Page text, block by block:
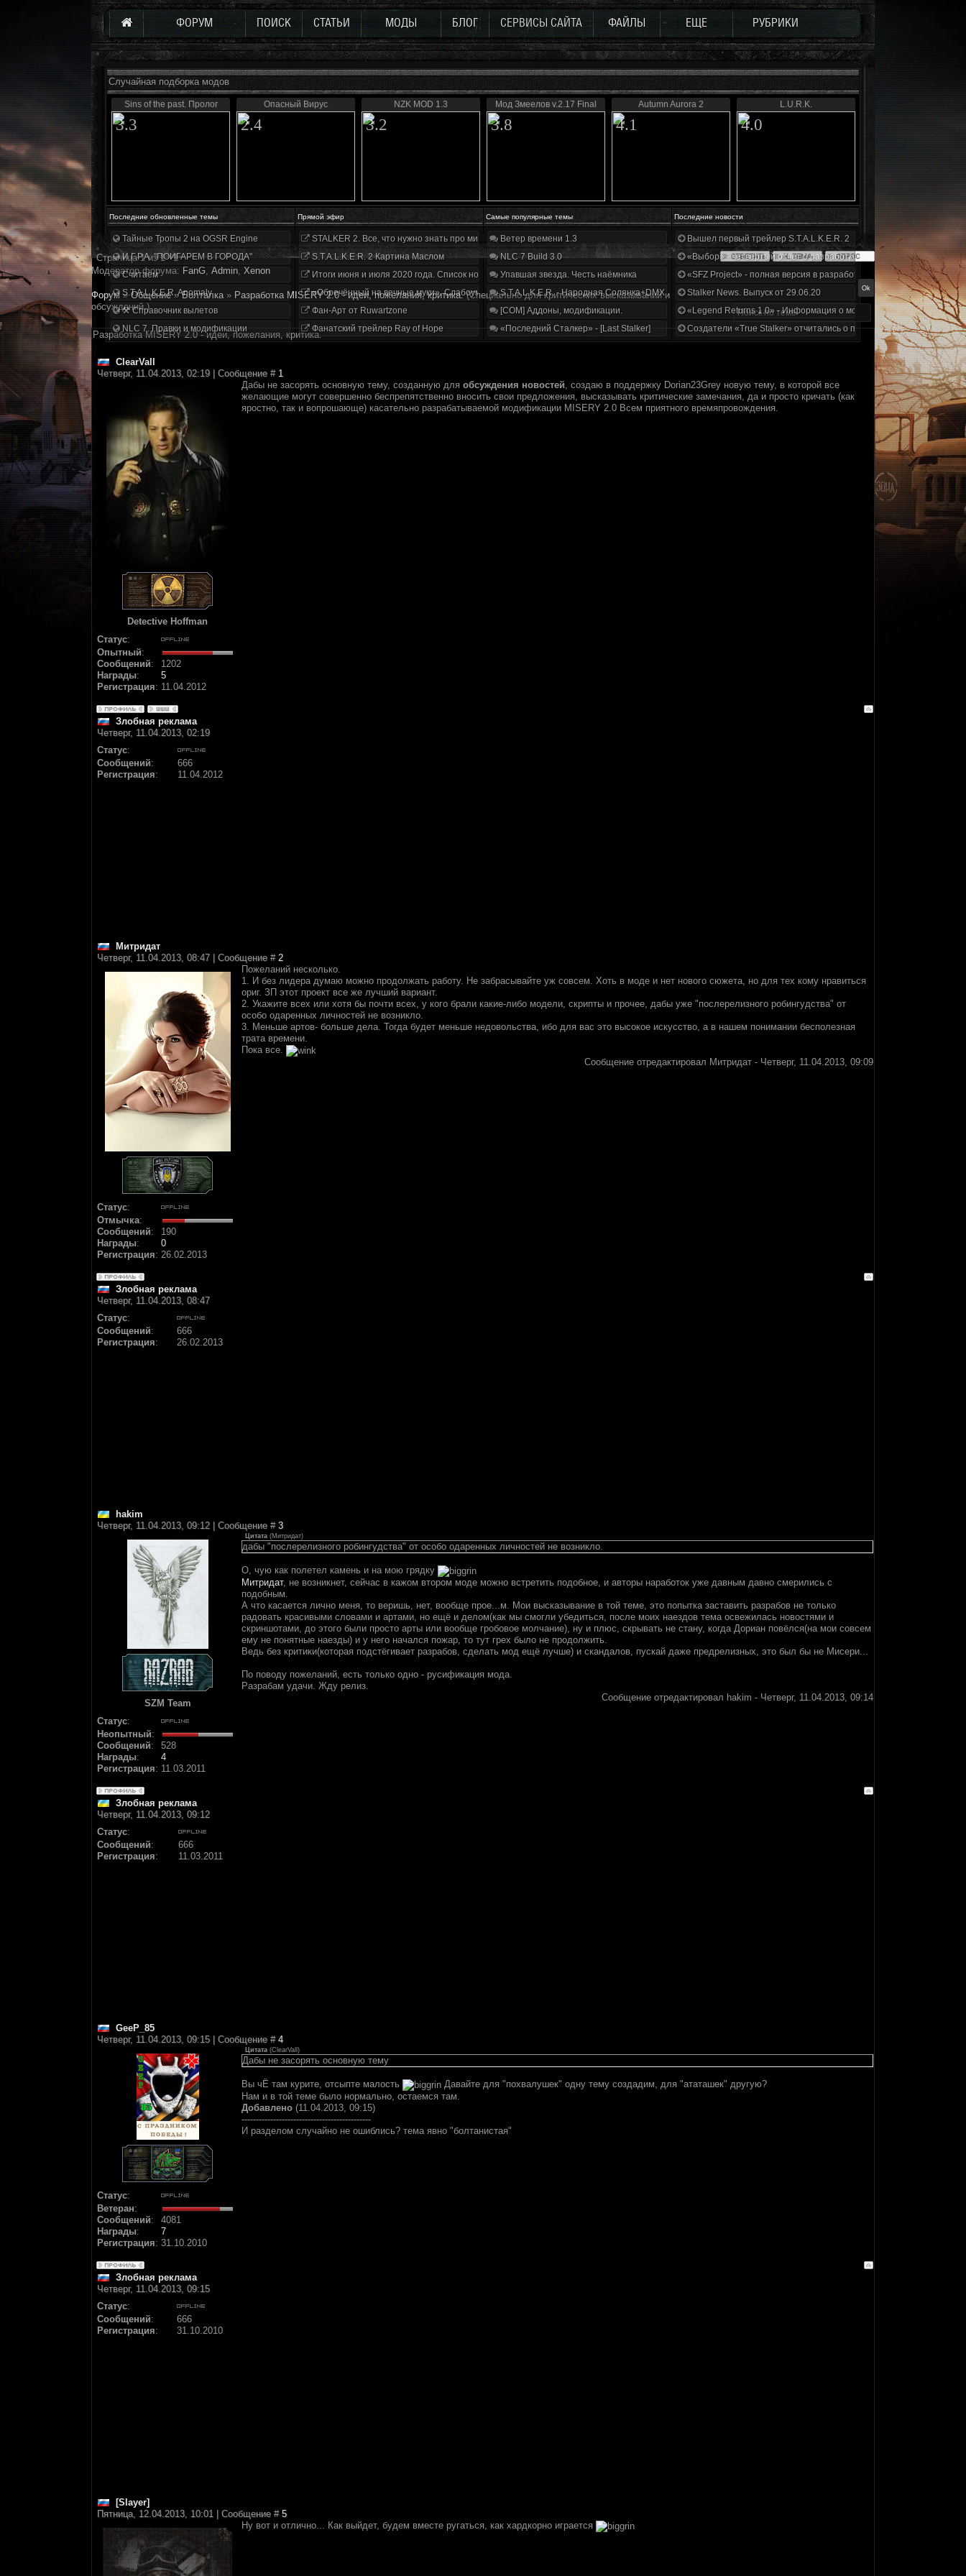
ФОРУМ ПОИСК СТАТЬИ МОДЫ БЛОГ СЕРВИСЫ САЙТА ФАЙЛЫ ЕЩЕ РУБРИКИ
Случайная подборка модов
Sins of the past. Пролог
3.3
Опасный Вирус
2.4
NZK MOD 1.3
3.2
Мод Змеелов v.2.17 Final
3.8
Autumn Aurora 2
4.1
L.U.R.K.
4.0
Последние обновленные темы Прямой эфир Самые популярные темы Последние новости
Тайные Тропы 2 на OGSR Engine
И.Г.Р.А. "ПОИГАРЕМ В ГОРОДА"
Считаем
S.T.A.L.K.E.R. Anomaly
⚒ Справочник вылетов
NLC 7. Правки и модификации
STALKER 2. Все, что нужно знать про мир, геймплей и сюжет | Разбор трейлера
S.T.A.L.K.E.R. 2 Картина Маслом
Итоги июня и июля 2020 года. Список нововведений
«Обречённый на вечные муки». Слабоумие и отвага
Фан-Арт от Ruwartzone
Фанатский трейлер Ray of Hope
Ветер времени 1.3
NLC 7 Build 3.0
Упавшая звезда. Честь наёмника
S.T.A.L.K.E.R. - Народная Солянка+DMX 1.3.5.ООП.МА.К.
[COM] Аддоны, модификации.
«Последний Сталкер» - [Last Stalker]
Вышел первый трейлер S.T.A.L.K.E.R. 2
«Выбор» - четвертый отчет о разработке!
«SFZ Project» - полная версия в разработке!
Stalker News. Выпуск от 29.06.20
«Legend Returns 1.0» - Информация о моде за июнь 2020
Создатели «True Stalker» отчитались о проделанной работе
Страница1из1
1
Модератор форума: FanG, Аdmin, Xenon
Форум » Общение » Болталка » Разработка MISERY 2.0 - идеи, пожелания, критика. (Специально для критических высказываний и
обсуждений.)
Разработка MISERY 2.0 - идеи, пожелания, критика.
ClearVall
Четверг, 11.04.2013, 02:19 | Сообщение # 1
Detective Hoffman
Статус:
Опытный:
Сообщений:
1202
Награды:
5
Регистрация: 11.04.2012
Дабы не засорять основную тему, созданную для обсуждения новостей, создаю в поддержку Dorian23Grey новую тему, в которой все
желающие могут совершенно беспрепятственно вносить свои предложения, высказывать критические замечания, да и просто кричать (как
яростно, так и вопрошающе) касательно разрабатываемой модификации MISERY 2.0 Всем приятного времяпровождения.
Злобная реклама
Четверг, 11.04.2013, 02:19
Статус:
Сообщений:
666
Регистрация: 11.04.2012
Митридат
Четверг, 11.04.2013, 08:47 | Сообщение # 2
Статус:
Отмычка:
Сообщений:
190
Награды:
0
Регистрация: 26.02.2013
Пожеланий несколько.
1. И без лидера думаю можно продолжать работу. Не забрасывайте уж совсем. Хоть в моде и нет нового сюжета, но для тех кому нравиться
ориг. ЗП этот проект все же лучший вариант.
2. Укажите всех или хотя бы почти всех, у кого брали какие-либо модели, скрипты и прочее, дабы уже "послерелизного робингудства" от
особо одаренных личностей не возникло.
3. Меньше артов- больше дела. Тогда будет меньше недовольства, ибо для вас это высокое искусство, а в нашем понимании бесполезная
трата времени.
Пока все.
Сообщение отредактировал Митридат - Четверг, 11.04.2013, 09:09
Злобная реклама
Четверг, 11.04.2013, 08:47
Статус:
Сообщений:
666
Регистрация: 26.02.2013
hakim
Четверг, 11.04.2013, 09:12 | Сообщение # 3
SZM Team
Статус:
Неопытный:
Сообщений:
528
Награды:
4
Регистрация: 11.03.2011
Цитата (Митридат)
дабы "послерелизного робингудства" от особо одаренных личностей не возникло.
О, чую как полетел камень и на мою грядку
Митридат, не возникнет, сейчас в кажом втором моде можно встретить подобное, и авторы наработок уже давным давно смерились с
подобным.
А что касается лично меня, то веришь, нет, вообще прое...м. Мои высказывание в той теме, это попытка заставить разрабов не только
радовать красивыми словами и артами, но ещё и делом(как мы смогли убедиться, после моих наездов тема освежилась новостями и
скриншотами, до этого были просто арты или вообще гробовое молчание), ну и плюс, скрывать не стану, когда Дориан повёлся(на мои совсем
ему не понятные наезды) и у него начался пожар, то тут грех было не продолжить.
Ведь без критики(которая подстёгивает разрабов, сделать мод ещё лучше) и скандалов, пускай даже предрелизных, это был бы не Мисери...
По поводу пожеланий, есть только одно - русификация мода.
Разрабам удачи. Жду релиз.
Сообщение отредактировал hakim - Четверг, 11.04.2013, 09:14
Злобная реклама
Четверг, 11.04.2013, 09:12
Статус:
Сообщений:
666
Регистрация: 11.03.2011
GeeP_85
Четверг, 11.04.2013, 09:15 | Сообщение # 4
Статус:
Ветеран:
Сообщений:
4081
Награды:
7
Регистрация: 31.10.2010
Цитата (ClearVall )
Дабы не засорять основную тему
Вы чЁ там курите, отсыпте малость
Давайте для "похвалушек" одну тему создадим, для "ататашек" другую?
Нам и в той теме было нормально, остаемся там.
Добавлено (11.04.2013, 09:15)
---------------------------------------------
И разделом случайно не ошиблись? тема явно "болтанистая"
Злобная реклама
Четверг, 11.04.2013, 09:15
Статус:
Сообщений:
666
Регистрация: 31.10.2010
[Slayer]
Пятница, 12.04.2013, 10:01 | Сообщение # 5
Ну вот и отлично... Как выйдет, будем вместе ругаться, как хардкорно играется